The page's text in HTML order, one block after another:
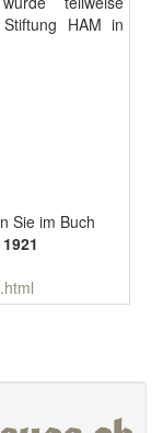
HAM in
Sie im Buch